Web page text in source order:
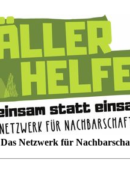
Das Netzwerk für